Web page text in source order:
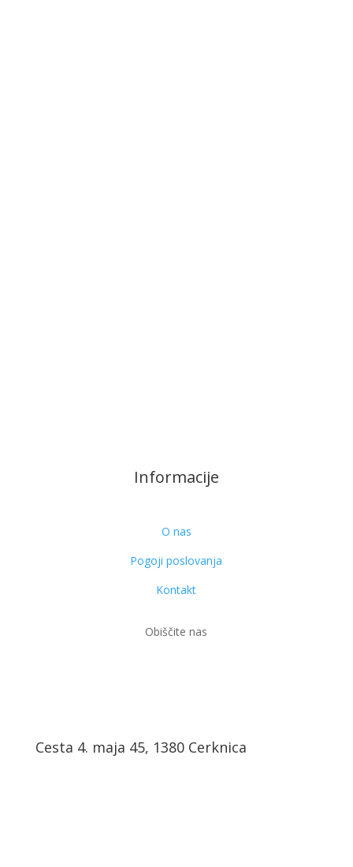
Informacije
O nas
Pogoji poslovanja
Kontakt
Obiščite nas
Cesta 4. maja 45, 1380 Cerknica